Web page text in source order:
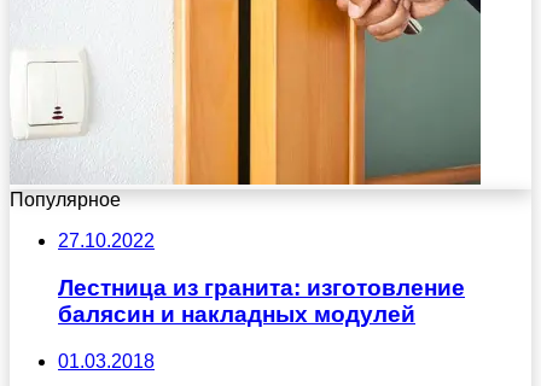
Популярное
27.10.2022
Лестница из гранита: изготовление
балясин и накладных модулей
01.03.2018